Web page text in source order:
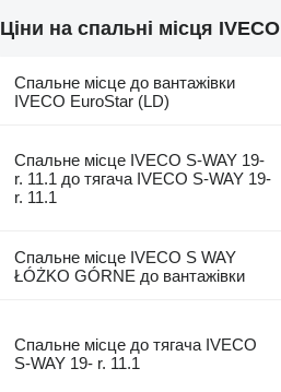
Ціни на спальні місця IVECO
Спальне місце до вантажівки
IVECO EuroStar (LD)
Спальне місце IVECO S-WAY 19-
r. 11.1 до тягача IVECO S-WAY 19-
r. 11.1
Спальне місце IVECO S WAY
ŁÓŻKO GÓRNE до вантажівки
Спальне місце до тягача IVECO
S-WAY 19- r. 11.1